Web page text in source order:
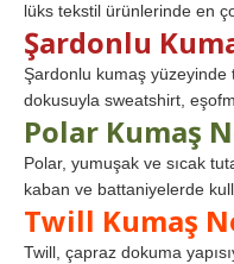
lüks tekstil ürünlerinde en
Şardonlu
Şardonlu kumaş yüzeyinde
dokusuyla sweatshirt,
Polar Kumaş
Polar, yumuşak ve sıcak
kaban ve battaniyelerde
Twill Kumaş
Twill, çapraz dokuma